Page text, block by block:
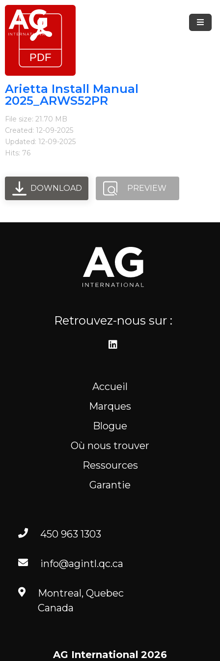
Marques
Arietta
Steel
Ressources
EN
Arietta Install Manual
2025_ARWS52PR
File size: 21.70 MB
Created: 12-09-2025
Updated: 12-09-2025
Hits: 76
DOWNLOAD PREVIEW
Retrouvez-nous sur :
Accueil
Marques
Blogue
Où nous trouver
Ressources
Garantie
450 963 1303
info@agintl.qc.ca
Montreal, Quebec
Canada
AG International 2026